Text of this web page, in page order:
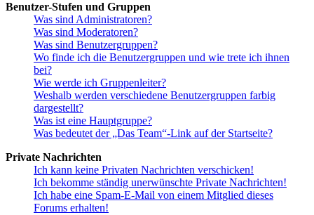
Benutzer-Stufen und Gruppen
Was sind Administratoren?
Was sind Moderatoren?
Was sind Benutzergruppen?
Wo finde ich die Benutzergruppen und wie trete ich ihnen
bei?
Wie werde ich Gruppenleiter?
Weshalb werden verschiedene Benutzergruppen farbig
dargestellt?
Was ist eine Hauptgruppe?
Was bedeutet der „Das Team“-Link auf der Startseite?
Private Nachrichten
Ich kann keine Privaten Nachrichten verschicken!
Ich bekomme ständig unerwünschte Private Nachrichten!
Ich habe eine Spam-E-Mail von einem Mitglied dieses
Forums erhalten!